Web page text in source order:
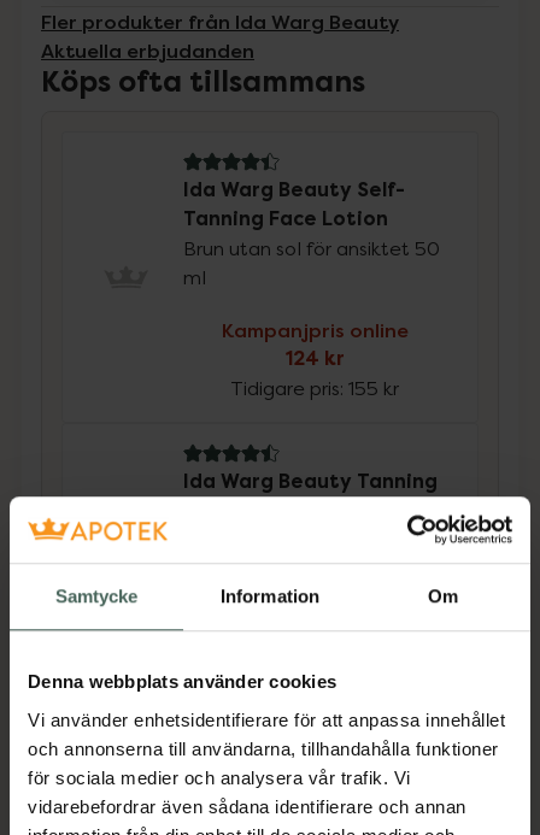
Samtycke Information Om
Denna webbplats använder cookies
Vi använder enhetsidentifierare för att anpassa innehållet
och annonserna till användarna, tillhandahålla funktioner
för sociala medier och analysera vår trafik. Vi
vidarebefordrar även sådana identifierare och annan
Fler produkter från Ida Warg Beauty
Aktuella erbjudanden
Köps ofta tillsammans
4.4 av 5 i omdöme
Ida Warg Beauty Self-
Tanning Face Lotion
Brun utan sol för ansiktet 50
ml
Kampanjpris online
124 kr
Tidigare pris:155 kr
4.5 av 5 i omdöme
Ida Warg Beauty Tanning
Handske vid applicering av
brun utan sol 1 st
Tidigare pris:
Köp båda för :152,80 kr
Köp båda